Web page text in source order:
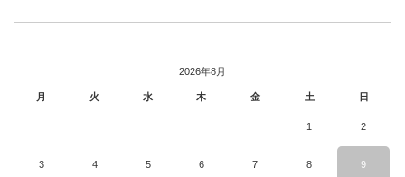
2026年8月
月 火 水 木 金 土 日
1 2
3 4 5 6 7 8 9